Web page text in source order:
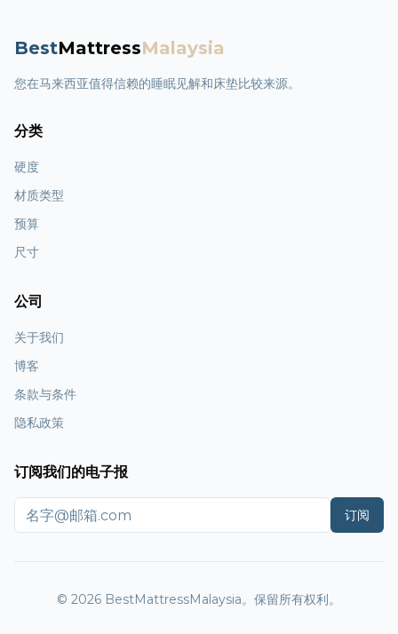
BestMattressMalaysia
您在马来西亚值得信赖的睡眠见解和床垫比较来源。
分类
硬度
材质类型
预算
尺寸
公司
关于我们
博客
条款与条件
隐私政策
订阅我们的电子报
订阅
© 2026 BestMattressMalaysia。保留所有权利。